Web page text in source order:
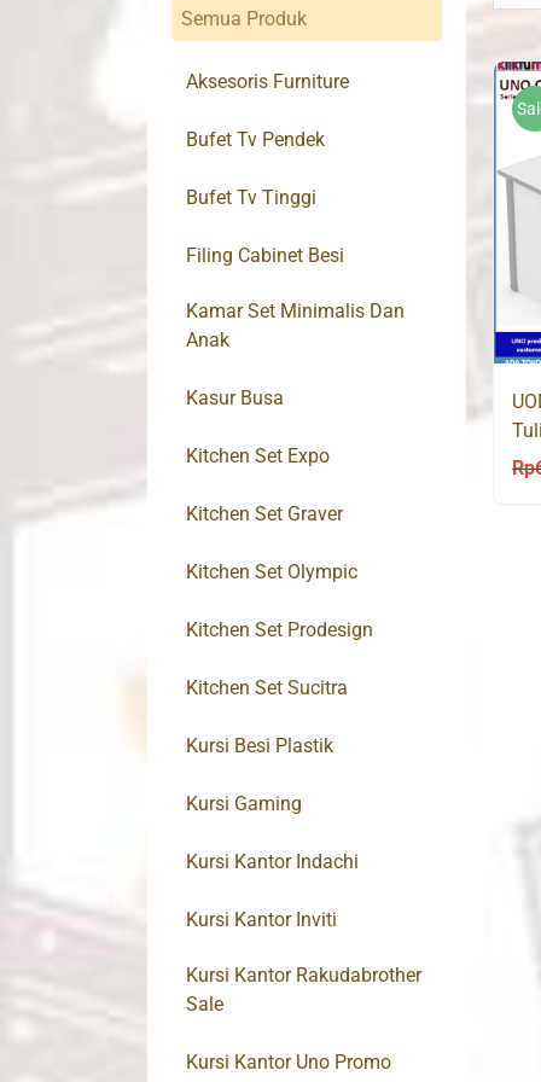
Rp
Semua Produk
Aksesoris Furniture
Bufet Tv Pendek
Bufet Tv Tinggi
Filing Cabinet Besi
Kamar Set Minimalis Dan
Anak
Kasur Busa
Kitchen Set Expo
Kitchen Set Graver
Kitchen Set Olympic
Kitchen Set Prodesign
Kitchen Set Sucitra
Kursi Besi Plastik
Kursi Gaming
Kursi Kantor Indachi
Kursi Kantor Inviti
Kursi Kantor Rakudabrother
Sale
Kursi Kantor Uno Promo